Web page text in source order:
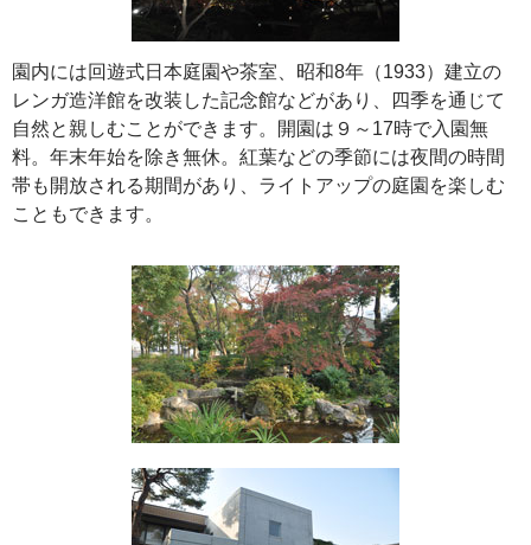
園内には回遊式日本庭園や茶室、昭和8年（1933）建立の
レンガ造洋館を改装した記念館などがあり、四季を通じて
自然と親しむことができます。開園は９～17時で入園無
料。年末年始を除き無休。紅葉などの季節には夜間の時間
帯も開放される期間があり、ライトアップの庭園を楽しむ
こともできます。